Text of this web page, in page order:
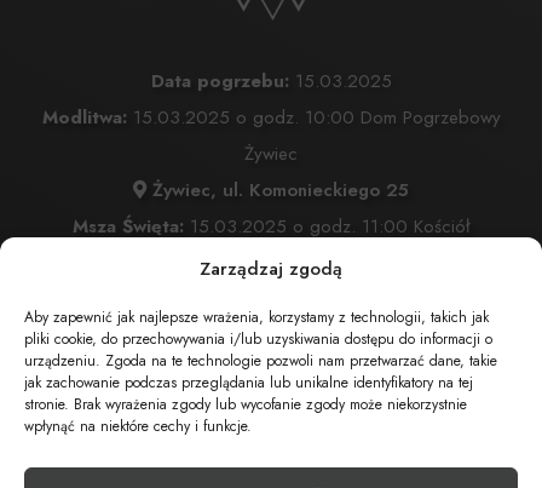
Zarządzaj zgodą
Aby zapewnić jak najlepsze wrażenia, korzystamy z technologii, takich jak
pliki cookie, do przechowywania i/lub uzyskiwania dostępu do informacji o
urządzeniu. Zgoda na te technologie pozwoli nam przetwarzać dane, takie
jak zachowanie podczas przeglądania lub unikalne identyfikatory na tej
stronie. Brak wyrażenia zgody lub wycofanie zgody może niekorzystnie
wpłynąć na niektóre cechy i funkcje.
Data pogrzebu: 15.03.2025
Modlitwa: 15.03.2025 o godz. 10:00 Dom Pogrzebowy
Żywiec
Żywiec, ul. Komonieckiego 25
Msza Święta: 15.03.2025 o godz. 11:00 Kościół
Przemienienia Pańskiego w Żywcu
Wyprowadzenie do grobu o godz. 12:00
Cmentarz:Cmentarz Przemienienia Pańskiego w Żywcu
Żywiec, ul. Komonieckiego 26